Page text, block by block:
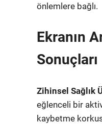
önlemlere bağlı.
Ekranın
Sonuçları
Zihinsel Sağlık
eğlenceli bir
kaybetme